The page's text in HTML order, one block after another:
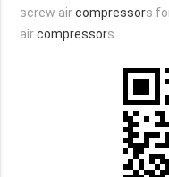
screw aircompressors
aircompressors.